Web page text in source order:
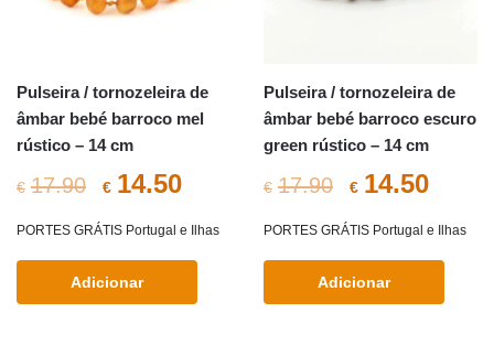
Pulseira / tornozeleira de
âmbar bebé barroco mel
rústico – 14 cm
€ 17.90
O
preço
original
era:
€ 14.50O
preço
atual
é:
PORTES GRÁTIS Portugal e Ilhas
Adicionar
Pulseira / tornozeleira de
âmbar bebé barroco escuro
green rústico – 14 cm
€ 17.90
O
preço
original
era:
€ 14.50O
atual
é:
PORTES GRÁTIS Portugal e Ilhas
Adicionar